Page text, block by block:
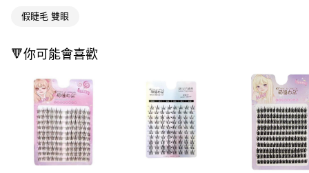
１．於結帳方式選擇「AFTEE先享後付」後，將跳轉至「AFTEE先享後付」
３．收到繳費通知簡訊後14天內，點擊此簡訊中的連結，可透過四大超商／
※ 請注意：結帳手續完成當下不需立刻繳費，但若您需要取消訂單，請聯絡
購買商品的店家。未經商家同意取消之訂單仍視為有效，需透過AFTEE先享
後付繳納相關費用。
※ 交易是否成功請以「AFTEE先享後付 」之結帳頁面顯示為準，若有關於
是否繳費成功／繳費後需取消欲退款等相關疑問，請聯繫「AFTEE先享後付
客戶支援中心」https://netprotections.freshdesk.com/support/home
【注意事項】
每筆NT$65，滿NT$390(含以上)免運費
每筆NT$65，滿NT$490(含以上)免運費
付款後萊爾富取貨
每筆NT$65，滿NT$490(含以上)免運費
7-11取貨付款
假睫毛 雙眼
🔻你可能會喜歡